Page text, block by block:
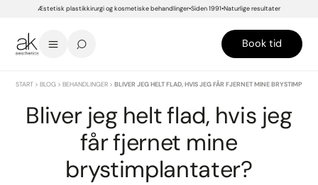
Æstetisk plastikkirurgi og kosmetiske behandlinger Siden 1991 Naturlige resultater
Book tid
START >BLOG >BEHANDLINGER >BLIVER JEG HELT FLAD, HVIS JEG FÅR FJERNET MINE
Bliver jeg helt flad, hvis jeg
får fjernet mine
brystimplantater?